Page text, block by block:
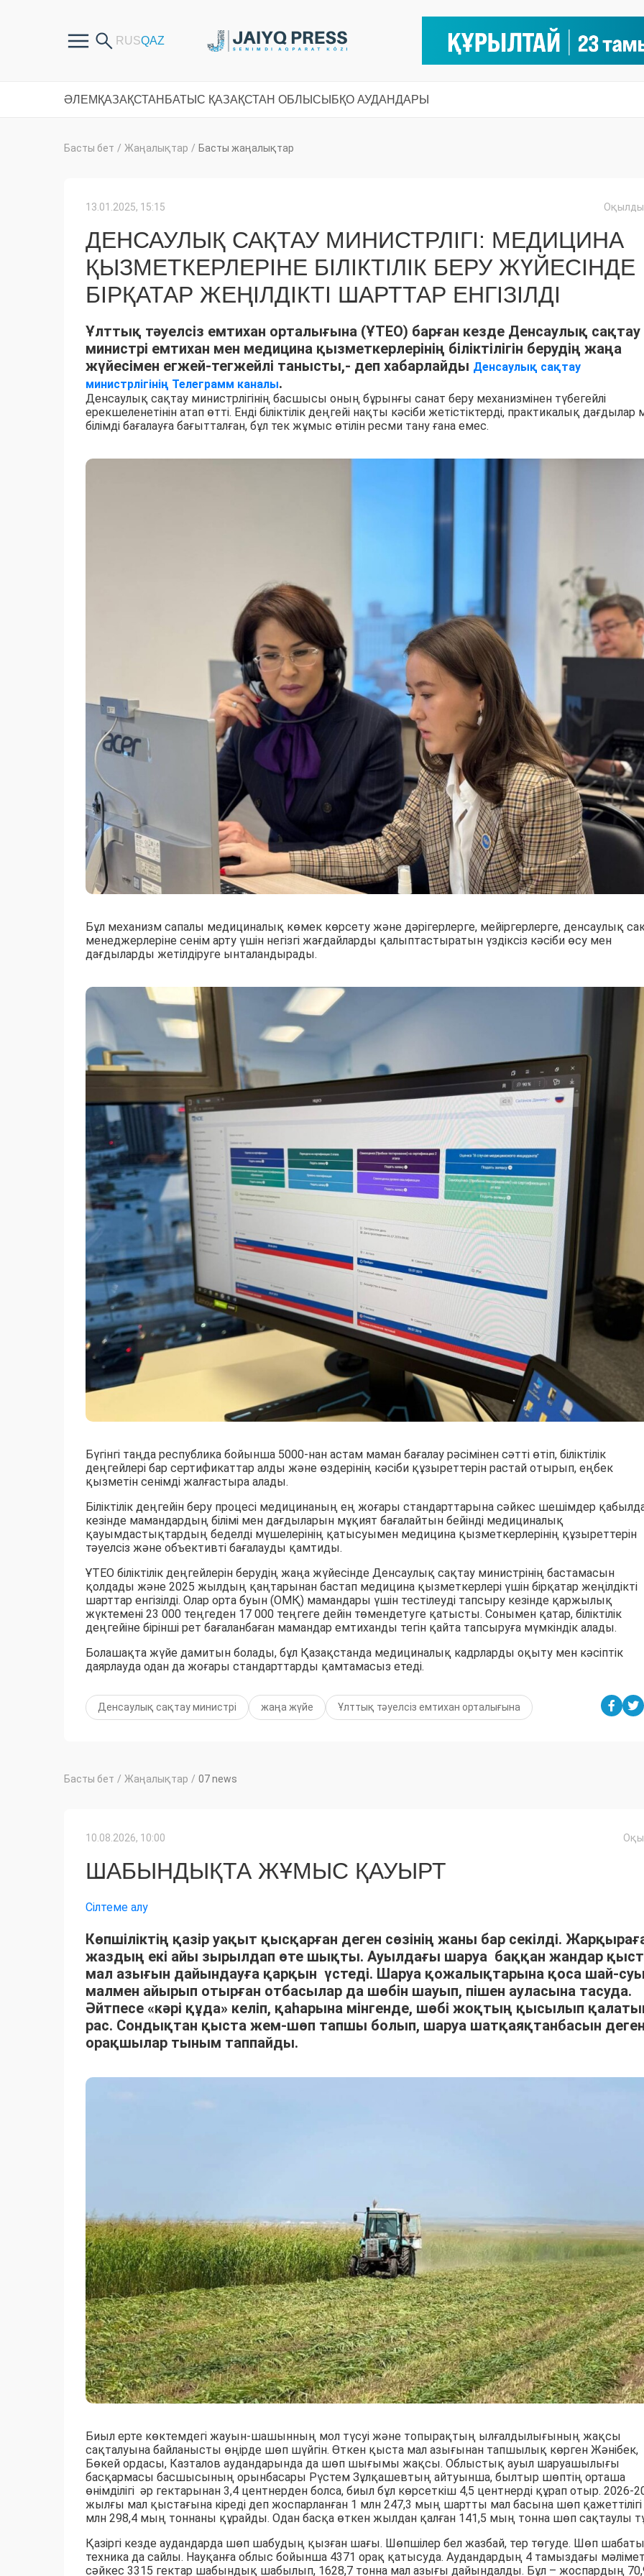
ӘЛЕМ ҚАЗАҚСТАН БАТЫС ҚАЗАҚСТАН ОБЛЫСЫ БҚО АУДАНДАРЫ
Басты бет / Жаңалықтар / Басты жаңалықтар
13.01.2025, 15:15
ДЕНСАУЛЫҚ САҚТАУ МИНИСТРЛІГІ: МЕДИЦИНА
ҚЫЗМЕТКЕРЛЕРІНЕ БІЛІКТІЛІК БЕРУ ЖҮЙЕСІНДЕ
БІРҚАТАР ЖЕҢІЛДІКТІ ШАРТТАР ЕНГІЗІЛДІ
Ұлттық тәуелсіз емтихан орталығына (ҰТЕО) барған кезде Денсаулық сақтау
министрі емтихан мен медицина қызметкерлерінің біліктілігін берудің жаңа
жүйесімен егжей-тегжейлі танысты,- деп хабарлайды Денсаулық сақтау
министрлігінің Телеграмм каналы.
Денсаулық сақтау министрлігінің басшысы оның бұрынғы санат беру механизмінен түбегейлі
ерекшеленетінін атап өтті. Енді біліктілік деңгейі нақты кәсіби жетістіктерді, практикалық дағдылар
білімді бағалауға бағытталған, бұл тек жұмыс өтілін ресми тану ғана емес.
Бұл механизм сапалы медициналық көмек көрсету және дәрігерлерге, мейіргерлерге, денсаулық
менеджерлеріне сенім арту үшін негізгі жағдайларды қалыптастыратын үздіксіз кәсіби өсу мен
дағдыларды жетілдіруге ынталандырады.
Бүгінгі таңда республика бойынша 5000-нан астам маман бағалау рәсімінен сәтті өтіп, біліктілік
деңгейлері бар сертификаттар алды және өздерінің кәсіби құзыреттерін растай отырып, еңбек
қызметін сенімді жалғастыра алады.
Біліктілік деңгейін беру процесі медицинаның ең жоғары стандарттарына сәйкес шешімдер
кезінде мамандардың білімі мен дағдыларын мұқият бағалайтын бейінді медициналық
қауымдастықтардың беделді мүшелерінің қатысуымен медицина қызметкерлерінің құзыреттерін
тәуелсіз және объективті бағалауды қамтиды.
ҰТЕО біліктілік деңгейлерін берудің жаңа жүйесінде Денсаулық сақтау министрінің бастамасын
қолдады және 2025 жылдың қаңтарынан бастап медицина қызметкерлері үшін бірқатар жеңілдікті
шарттар енгізілді. Олар орта буын (ОМҚ) мамандары үшін тестілеуді тапсыру кезінде қаржылық
жүктемені 23 000 теңгеден 17 000 теңгеге дейін төмендетуге қатысты. Сонымен қатар, біліктілік
деңгейіне бірінші рет бағаланбаған мамандар емтиханды тегін қайта тапсыруға мүмкіндік алады.
Болашақта жүйе дамитын болады, бұл Қазақстанда медициналық кадрларды оқыту мен кәсіптік
даярлауда одан да жоғары стандарттарды қамтамасыз етеді.
Денсаулық сақтау министрі жаңа жүйе Ұлттық тәуелсіз емтихан орталығына
Басты бет / Жаңалықтар / 07 news
10.08.2026, 10:00
ШАБЫНДЫҚТА ЖҰМЫС ҚАУЫРТ
Сілтеме алу
Көпшіліктің қазір уақыт қысқарған деген сөзінің жаны бар секілді.
жаздың екі айы зырылдап өте шықты. Ауылдағы шаруа баққан жандар
мал азығын дайындауға қарқын үстеді. Шаруа қожалықтарына қоса шай-
малмен айырып отырған отбасылар да шөбін шауып, пішен ауласына тасуда.
Әйтпесе «кәрі құда» келіп, қаһарына мінгенде, шөбі жоқтың қысылып
рас. Сондықтан қыста жем-шөп тапшы болып, шаруа шатқаяқтанбасын
орақшылар тыным таппайды.
Биыл ерте көктемдегі жауын-шашынның мол түсуі және топырақтың ылғалдылығының жақсы
сақталуына байланысты өңірде шөп шүйгін. Өткен қыста мал азығынан тапшылық көрген Жәнібек,
Бөкей ордасы, Казталов аудандарында да шөп шығымы жақсы. Облыстық ауыл шаруашылығы
басқармасы басшысының орынбасары Рүстем Зұлқашевтың айтуынша, былтыр шөптің орташа
өнімділігі әр гектарынан 3,4 центнерден болса, биыл бұл көрсеткіш 4,5 центнерді құрап отыр. 2026-
жылғы мал қыстағына кіреді деп жоспарланған 1 млн 247,3 мың шартты мал басына шөп қажеттілігі
млн 298,4 мың тоннаны құрайды. Одан басқа өткен жылдан қалған 141,5 мың тонна шөп сақтаулы
Қазіргі кезде аудандарда шөп шабудың қызған шағы. Шөпшілер бел жазбай, тер төгуде. Шөп
техника да сайлы. Науқанға облыс бойынша 4371 орақ қатысуда. Аудандардың 4 тамыздағы
сәйкес 3315 гектар шабындық шабылып, 1628,7 тонна мал азығы дайындалды. Бұл – жоспардың